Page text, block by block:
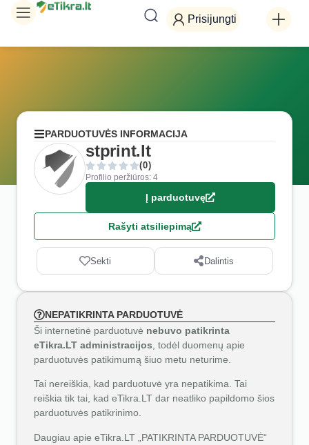
Prisijungti
PARDUOTUVĖS INFORMACIJA
stprint.lt
(0)
Profilio peržiūros: 4
Į parduotuvę
Rašyti atsiliepimą
Sekti Dalintis
NEPATIKRINTA PARDUOTUVĖ
Ši internetinė parduotuvė nebuvo patikrinta
eTikra.LT administracijos , todėl duomenų apie
parduotuvės patikimumą šiuo metu neturime.
Tai nereiškia, kad parduotuvė yra nepatikima. Tai
reiškia tik tai, kad eTikra.LT dar neatliko papildomo šios
parduotuvės patikrinimo.
Daugiau apie eTikra.LT „PATIKRINTA PARDUOTUVĖ“